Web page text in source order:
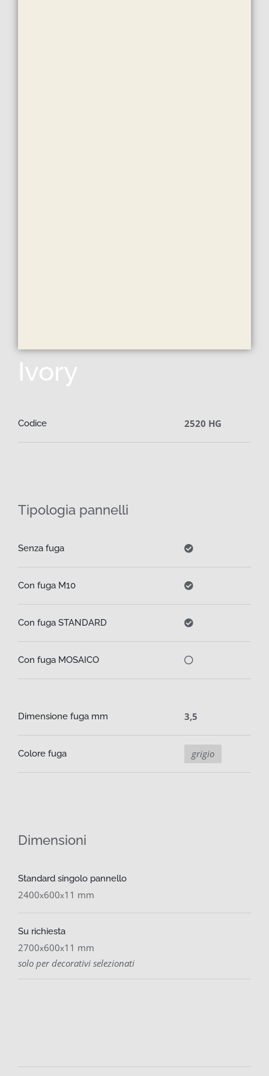
Ivory
Codice 2520 HG
Tipologia pannelli
Senza fuga
Con fuga M10
Con fuga STANDARD
Con fuga MOSAICO
Dimensione fuga mm 3,5
Colore fuga grigio
Dimensioni
Standard singolo pannello
2400x600x11 mm
Su richiesta
2700x600x11 mm
solo per decorativi selezionati